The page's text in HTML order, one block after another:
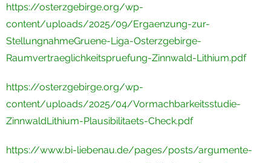
https://osterzgebirge.org/wp-
content/uploads/2025/09/Ergaenzung-zur-
StellungnahmeGruene-Liga-Osterzgebirge-
Raumvertraeglichkeitspruefung-Zinnwald-Lithium.pdf
https://osterzgebirge.org/wp-
content/uploads/2025/04/Vormachbarkeitsstudie-
ZinnwaldLithium-Plausibilitaets-Check.pdf
https://www.bi-liebenau.de/pages/posts/argumente-